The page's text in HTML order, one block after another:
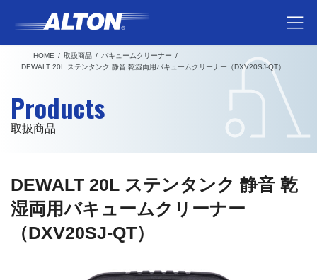
テ
ゲ
HOME 取扱商品
バキュームクリーナー
DEWALT 20L ステンタンク 静音 乾湿両用バキュームクリーナー（DXV20SJ-QT）
Products
取扱商品
DEWALT 20L ステンタンク 静音 乾
湿両用バキュームクリーナー
（DXV20SJ-QT）